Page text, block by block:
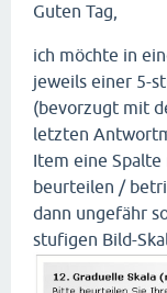
Guten Tag,
ich möchte in
jeweils einer 5-
(bevorzugt mit
letzten
Item eine
beurteilen /
dann ungefähr
stufigen Bild-